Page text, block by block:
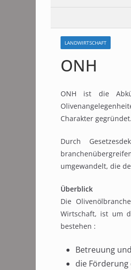
LANDWIRTSCHAFT
ONH
ONH ist die
Charakter gegründet.
Durch
umgewandelt, die
Überblick
Die
Wirtschaft, ist um
bestehen :
Betreuung
die